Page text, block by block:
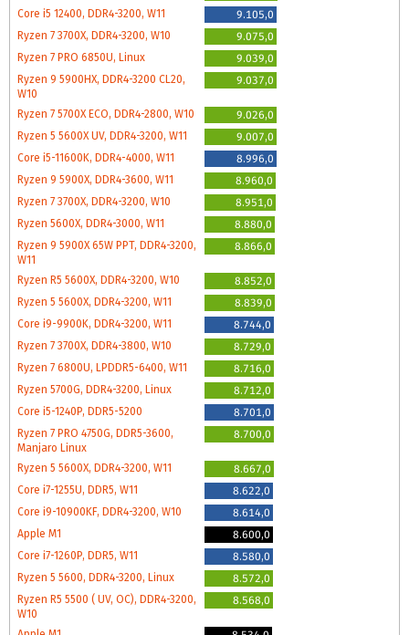
Core i5 12400, DDR4-3200, W11
9.105,0
Ryzen 7 3700X, DDR4-3200, W10
9.075,0
Ryzen 7 PRO 6850U, Linux
9.039,0
Ryzen 9 5900HX, DDR4-3200 CL20,
W10
9.037,0
Ryzen 7 5700X ECO, DDR4-2800, W10
9.026,0
Ryzen 5 5600X UV, DDR4-3200, W11
9.007,0
Core i5-11600K, DDR4-4000, W11
8.996,0
Ryzen 9 5900X, DDR4-3600, W11
8.960,0
Ryzen 7 3700X, DDR4-3200, W10
8.951,0
Ryzen 5600X, DDR4-3000, W11
8.880,0
Ryzen 9 5900X 65W PPT, DDR4-3200,
W11
8.866,0
Ryzen R5 5600X, DDR4-3200, W10
8.852,0
Ryzen 5 5600X, DDR4-3200, W11
8.839,0
Core i9-9900K, DDR4-3200, W11
8.744,0
Ryzen 7 3700X, DDR4-3800, W10
8.729,0
Ryzen 7 6800U, LPDDR5-6400, W11
8.716,0
Ryzen 5700G, DDR4-3200, Linux
8.712,0
Core i5-1240P, DDR5-5200
8.701,0
Ryzen 7 PRO 4750G, DDR5-3600,
Manjaro Linux
8.700,0
Ryzen 5 5600X, DDR4-3200, W11
8.667,0
Core i7-1255U, DDR5, W11
8.622,0
Core i9-10900KF, DDR4-3200, W10
8.614,0
Apple M1
8.600,0
Core i7-1260P, DDR5, W11
8.580,0
Ryzen 5 5600, DDR4-3200, Linux
8.572,0
Ryzen R5 5500 ( UV, OC), DDR4-3200,
W10
8.568,0